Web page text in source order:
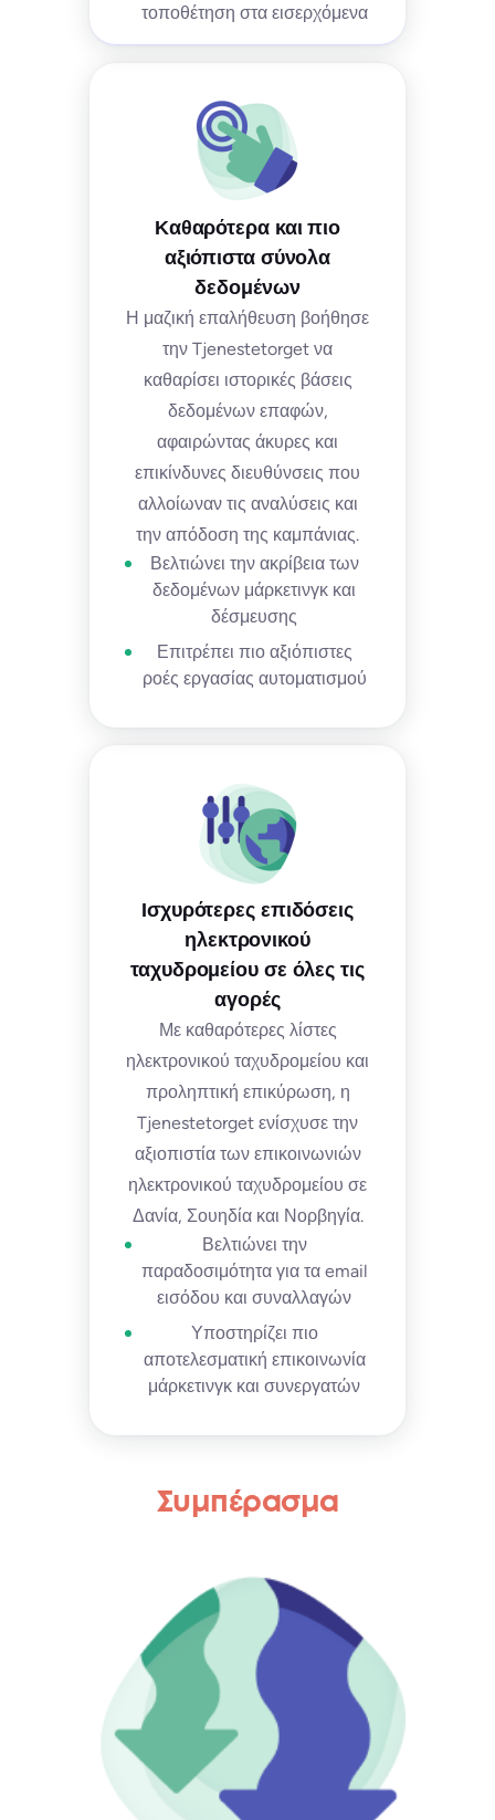
τοποθέτηση στα εισερχόμενα
Καθαρότερα και πιο
αξιόπιστα σύνολα
δεδομένων
Η μαζική επαλήθευση βοήθησε
την Tjenestetorget να
καθαρίσει ιστορικές βάσεις
δεδομένων επαφών,
αφαιρώντας άκυρες και
επικίνδυνες διευθύνσεις που
αλλοίωναν τις αναλύσεις και
την απόδοση της καμπάνιας.
Βελτιώνει την ακρίβεια των
δεδομένων μάρκετινγκ και
δέσμευσης
Επιτρέπει πιο αξιόπιστες
ροές εργασίας αυτοματισμού
Ισχυρότερες επιδόσεις
ηλεκτρονικού
ταχυδρομείου σε όλες τις
αγορές
Με καθαρότερες λίστες
ηλεκτρονικού ταχυδρομείου και
προληπτική επικύρωση, η
Tjenestetorget ενίσχυσε την
αξιοπιστία των επικοινωνιών
ηλεκτρονικού ταχυδρομείου σε
Δανία, Σουηδία και Νορβηγία.
Βελτιώνει την
παραδοσιμότητα για τα email
εισόδου και συναλλαγών
Υποστηρίζει πιο
αποτελεσματική επικοινωνία
μάρκετινγκ και συνεργατών
Συμπέρασμα